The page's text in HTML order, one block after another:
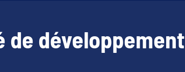
développement